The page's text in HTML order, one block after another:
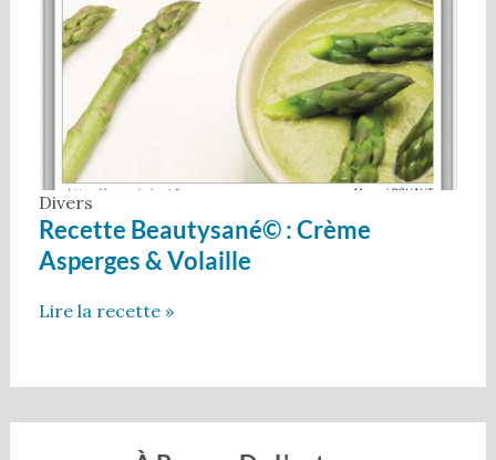
Divers
Recette Beautysané© : Crème
Asperges & Volaille
Lire la recette »